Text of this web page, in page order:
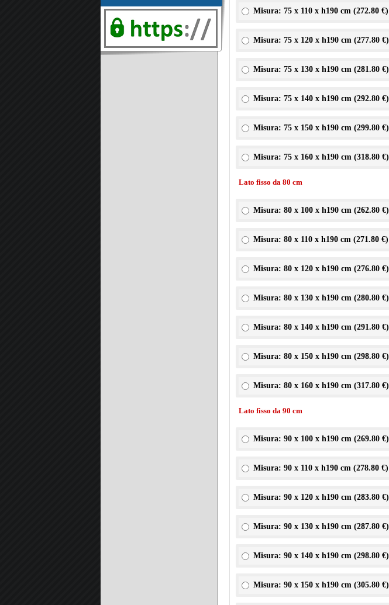
Misura: 75 x 110 x h190 cm (272.80 €)
Misura: 75 x 120 x h190 cm (277.80 €)
Misura: 75 x 130 x h190 cm (281.80 €)
Misura: 75 x 140 x h190 cm (292.80 €)
Misura: 75 x 150 x h190 cm (299.80 €)
Misura: 75 x 160 x h190 cm (318.80 €)
Lato fisso da 80 cm
Misura: 80 x 100 x h190 cm (262.80 €)
Misura: 80 x 110 x h190 cm (271.80 €)
Misura: 80 x 120 x h190 cm (276.80 €)
Misura: 80 x 130 x h190 cm (280.80 €)
Misura: 80 x 140 x h190 cm (291.80 €)
Misura: 80 x 150 x h190 cm (298.80 €)
Misura: 80 x 160 x h190 cm (317.80 €)
Lato fisso da 90 cm
Misura: 90 x 100 x h190 cm (269.80 €)
Misura: 90 x 110 x h190 cm (278.80 €)
Misura: 90 x 120 x h190 cm (283.80 €)
Misura: 90 x 130 x h190 cm (287.80 €)
Misura: 90 x 140 x h190 cm (298.80 €)
Misura: 90 x 150 x h190 cm (305.80 €)